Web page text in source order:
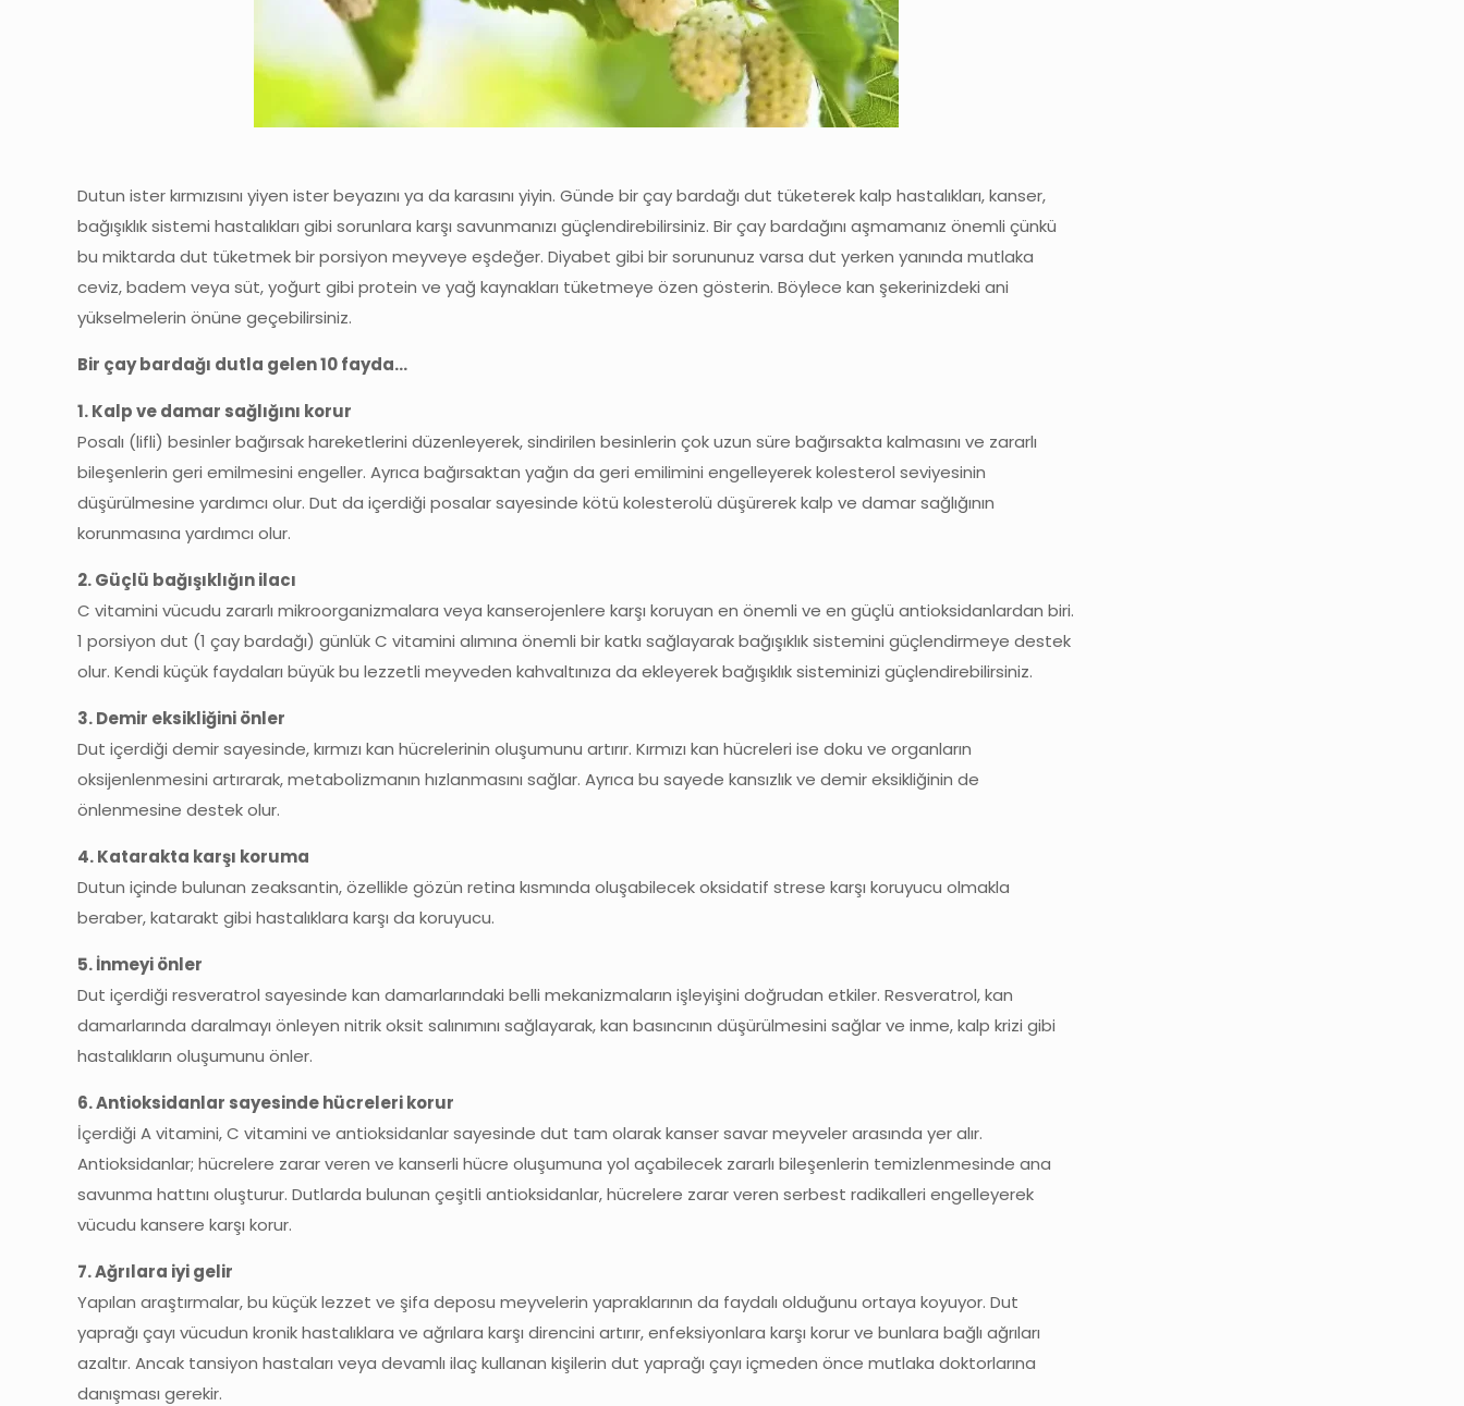
Dutun ister kırmızısını yiyen ister beyazını ya da karasını yiyin. Günde bir çay bardağı dut tüketerek kalp hastalıkları, kanser,
bağışıklık sistemi hastalıkları gibi sorunlara karşı savunmanızı güçlendirebilirsiniz. Bir çay bardağını aşmamanız önemli çünkü
bu miktarda dut tüketmek bir porsiyon meyveye eşdeğer. Diyabet gibi bir sorununuz varsa dut yerken yanında mutlaka
ceviz, badem veya süt, yoğurt gibi protein ve yağ kaynakları tüketmeye özen gösterin. Böylece kan şekerinizdeki ani
yükselmelerin önüne geçebilirsiniz.
Bir çay bardağı dutla gelen 10 fayda…
1. Kalp ve damar sağlığını korur
Posalı (lifli) besinler bağırsak hareketlerini düzenleyerek, sindirilen besinlerin çok uzun süre bağırsakta kalmasını ve zararlı
bileşenlerin geri emilmesini engeller. Ayrıca bağırsaktan yağın da geri emilimini engelleyerek kolesterol seviyesinin
düşürülmesine yardımcı olur. Dut da içerdiği posalar sayesinde kötü kolesterolü düşürerek kalp ve damar sağlığının
korunmasına yardımcı olur.
2. Güçlü bağışıklığın ilacı
C vitamini vücudu zararlı mikroorganizmalara veya kanserojenlere karşı koruyan en önemli ve en güçlü antioksidanlardan biri.
1 porsiyon dut (1 çay bardağı) günlük C vitamini alımına önemli bir katkı sağlayarak bağışıklık sistemini güçlendirmeye destek
olur. Kendi küçük faydaları büyük bu lezzetli meyveden kahvaltınıza da ekleyerek bağışıklık sisteminizi güçlendirebilirsiniz.
3. Demir eksikliğini önler
Dut içerdiği demir sayesinde, kırmızı kan hücrelerinin oluşumunu artırır. Kırmızı kan hücreleri ise doku ve organların
oksijenlenmesini artırarak, metabolizmanın hızlanmasını sağlar. Ayrıca bu sayede kansızlık ve demir eksikliğinin de
önlenmesine destek olur.
4. Katarakta karşı koruma
Dutun içinde bulunan zeaksantin, özellikle gözün retina kısmında oluşabilecek oksidatif strese karşı koruyucu olmakla
beraber, katarakt gibi hastalıklara karşı da koruyucu.
5. İnmeyi önler
Dut içerdiği resveratrol sayesinde kan damarlarındaki belli mekanizmaların işleyişini doğrudan etkiler. Resveratrol, kan
damarlarında daralmayı önleyen nitrik oksit salınımını sağlayarak, kan basıncının düşürülmesini sağlar ve inme, kalp krizi gibi
hastalıkların oluşumunu önler.
6. Antioksidanlar sayesinde hücreleri korur
İçerdiği A vitamini, C vitamini ve antioksidanlar sayesinde dut tam olarak kanser savar meyveler arasında yer alır.
Antioksidanlar; hücrelere zarar veren ve kanserli hücre oluşumuna yol açabilecek zararlı bileşenlerin temizlenmesinde ana
savunma hattını oluşturur. Dutlarda bulunan çeşitli antioksidanlar, hücrelere zarar veren serbest radikalleri engelleyerek
vücudu kansere karşı korur.
7. Ağrılara iyi gelir
Yapılan araştırmalar, bu küçük lezzet ve şifa deposu meyvelerin yapraklarının da faydalı olduğunu ortaya koyuyor. Dut
yaprağı çayı vücudun kronik hastalıklara ve ağrılara karşı direncini artırır, enfeksiyonlara karşı korur ve bunlara bağlı ağrıları
azaltır. Ancak tansiyon hastaları veya devamlı ilaç kullanan kişilerin dut yaprağı çayı içmeden önce mutlaka doktorlarına
danışması gerekir.